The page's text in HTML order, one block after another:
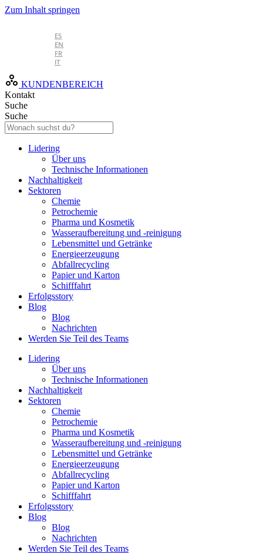
Zum Inhalt springen
ES
EN
FR
IT
KUNDENBEREICH
Kontakt
Suche
Suche
Lidering
Über uns
Technische Informationen
Nachhaltigkeit
Sektoren
Chemie
Petrochemie
Pharma und Kosmetik
Wasseraufbereitung und -reinigung
Lebensmittel und Getränke
Energieerzeugung
Abfallrecycling
Papier und Karton
Schifffahrt
Erfolgsstory
Blog
Blog
Nachrichten
Werden Sie Teil des Teams
Lidering
Über uns
Technische Informationen
Nachhaltigkeit
Sektoren
Chemie
Petrochemie
Pharma und Kosmetik
Wasseraufbereitung und -reinigung
Lebensmittel und Getränke
Energieerzeugung
Abfallrecycling
Papier und Karton
Schifffahrt
Erfolgsstory
Blog
Blog
Nachrichten
Werden Sie Teil des Teams